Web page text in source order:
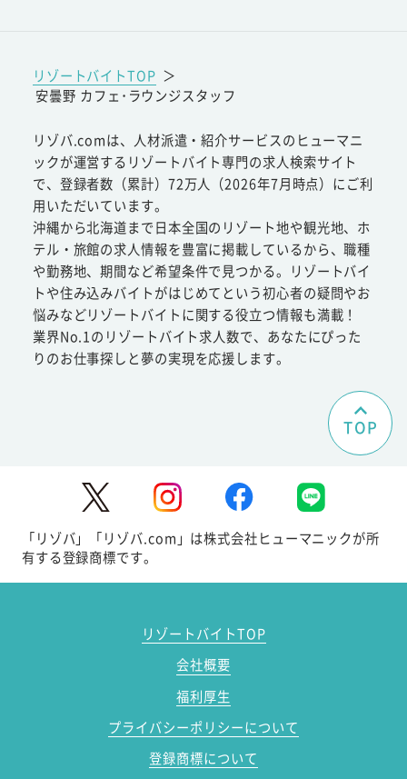
リゾートバイトTOP ＞
安曇野 カフェ･ラウンジスタッフ
リゾバ.comは、人材派遣・紹介サービスのヒューマニ
ックが運営するリゾートバイト専門の求人検索サイト
で、登録者数（累計）72万人（2026年7月時点）にご利
用いただいています。
沖縄から北海道まで日本全国のリゾート地や観光地、ホ
テル・旅館の求人情報を豊富に掲載しているから、職種
や勤務地、期間など希望条件で見つかる。リゾートバイ
トや住み込みバイトがはじめてという初心者の疑問やお
悩みなどリゾートバイトに関する役立つ情報も満載！
業界No.1のリゾートバイト求人数で、あなたにぴった
りのお仕事探しと夢の実現を応援します。
TOP
「リゾバ」「リゾバ.com」は株式会社ヒューマニックが所
有する登録商標です。
リゾートバイトTOP
会社概要
福利厚生
プライバシーポリシーについて
登録商標について